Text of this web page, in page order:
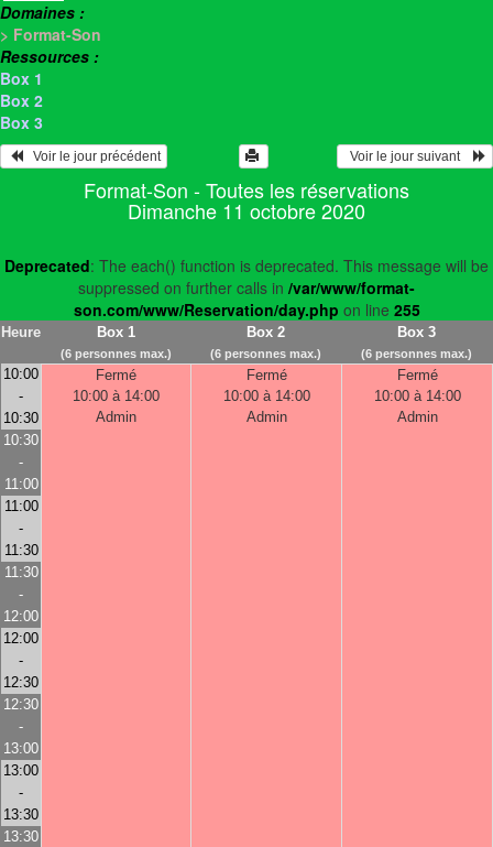
Domaines :
> Format-Son
Ressources :
Box 1
Box 2
Box 3
   Voir le jour précédent
  Voir le jour suivant
Format-Son - Toutes les réservations
Dimanche 11 octobre 2020
Deprecated: The each() function is deprecated. This message will be
suppressed on further calls in /var/www/format-
son.com/www/Reservation/day.php on line 255
Heure Box 1
(6 personnes max.)
Box 2
(6 personnes max.)
Box 3
(6 personnes max.)
10:00
-
10:30
Fermé
10:00 à 14:00
Admin
Fermé
10:00 à 14:00
Admin
Fermé
10:00 à 14:00
Admin
10:30
-
11:00
11:00
-
11:30
11:30
-
12:00
12:00
-
12:30
12:30
-
13:00
13:00
-
13:30
13:30